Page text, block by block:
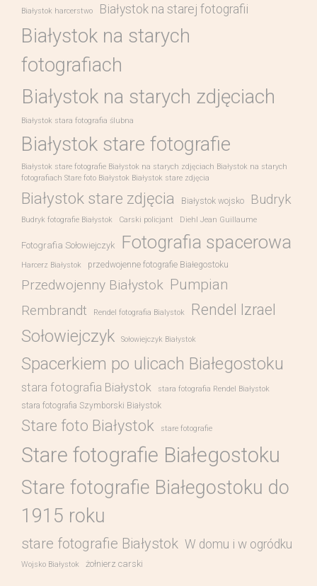
Białystok harcerstwo Białystok na starej fotografii
Białystok na starych
fotografiach
Białystok na starych zdjęciach
Białystok stara fotografia ślubna
Białystok stare fotografie
Białystok stare fotografie Białystok na starych zdjęciach Białystok na starych
fotografiach Stare foto Białystok Białystok stare zdjęcia
Białystok stare zdjęcia Białystok wojsko Budryk
Budryk fotografie Białystok Carski policjant Diehl Jean Guillaume
Fotografia Sołowiejczyk Fotografia spacerowa
Harcerz Białystok przedwojenne fotografie Białegostoku
Przedwojenny Białystok Pumpian
Rembrandt Rendel fotografia Bialystok Rendel Izrael
Sołowiejczyk Sołowiejczyk Białystok
Spacerkiem po ulicach Białegostoku
stara fotografia Białystok stara fotografia Rendel Białystok
stara fotografia Szymborski Białystok
Stare foto Białystok stare fotografie
Stare fotografie Białegostoku
Stare fotografie Białegostoku do
1915 roku
stare fotografie Białystok W domu i w ogródku
Wojsko Białystok żołnierz carski